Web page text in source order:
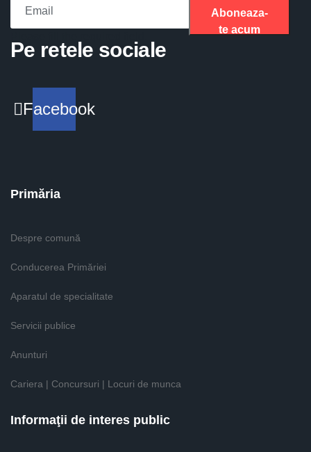
Aboneaza-
te acum
Pe retele sociale
Facebook
Primăria
Despre comună
Conducerea Primăriei
Aparatul de specialitate
Servicii publice
Anunturi
Cariera | Concursuri | Locuri de munca
Informaţii de interes public